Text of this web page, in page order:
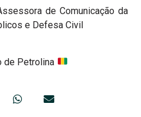
de Comunicação da
e Defesa Civil
de Petrolina